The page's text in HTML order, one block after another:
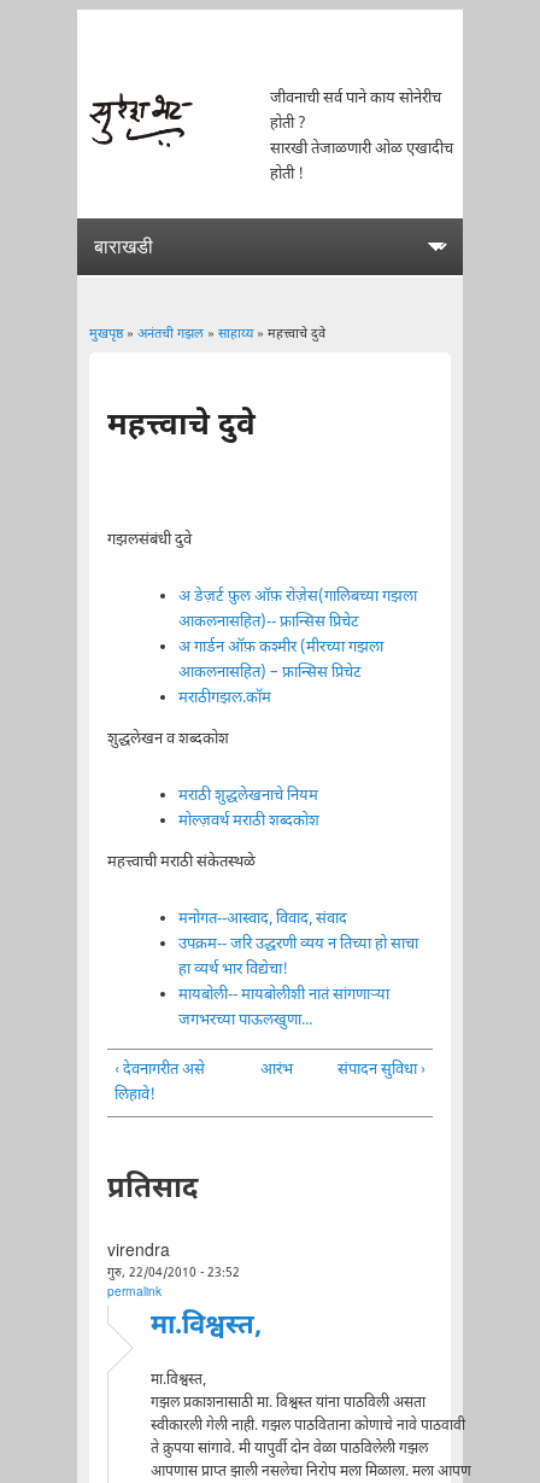
जीवनाची सर्व पाने काय सोनेरीच
होती ?
सारखी तेजाळणारी ओळ एखादीच
होती !
मुखपृष्ठ» अनंतची गझल» साहाय्य» महत्त्वाचे दुवे
महत्त्वाचे दुवे
गझलसंबंधी दुवे
अ डेज़र्ट फ़ुल ऑफ़ रोज़ेस(गालिबच्या गझला
आकलनासहित)-- फ्रान्सिस प्रिचेट
अ गार्डन ऑफ़ कश्मीर (मीरच्या गझला
आकलनासहित) – फ्रान्सिस प्रिचेट
मराठीगझल.कॉम
शुद्धलेखन व शब्दकोश
मराठी शुद्धलेखनाचे नियम
मोल्ज़वर्थ मराठी शब्दकोश
महत्त्वाची मराठी संकेतस्थळे
मनोगत--आस्वाद, विवाद, संवाद
उपक्रम-- जरि उद्धरणी व्यय न तिच्या हो साचा
हा व्यर्थ भार विद्येचा!
मायबोली-- मायबोलीशी नातं सांगणार्‍या
जगभरच्या पाऊलखुणा...
‹ देवनागरीत असे
लिहावे!
आरंभ संपादन सुविधा ›
प्रतिसाद
virendra
गुरु, 22/04/2010 - 23:52
permalink
मा.विश्वस्त,
मा.विश्वस्त,
गझल प्रकाशनासाठी मा. विश्वस्त यांना पाठविली असता
स्वीकारली गेली नाही. गझल पाठविताना कोणाचे नावे पाठवावी
ते क्रुपया सांगावे. मी यापुर्वी दोन वेळा पाठविलेली गझल
आपणास प्राप्त झाली नसलेचा निरोप मला मिळाला. मला आपण